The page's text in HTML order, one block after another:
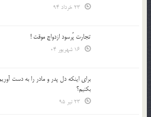
تجارت پُرسود ازدواج موقت !
براي اينكه دل پدر و مادر را به دست
بكنيم؟